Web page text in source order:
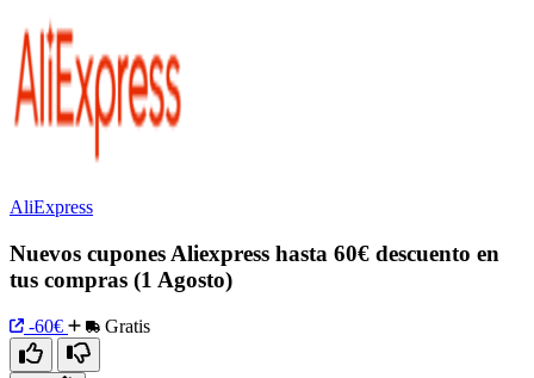
AliExpress
Nuevos cupones Aliexpress hasta 60€ descuento en
tus compras (1 Agosto)
-60€ Gratis